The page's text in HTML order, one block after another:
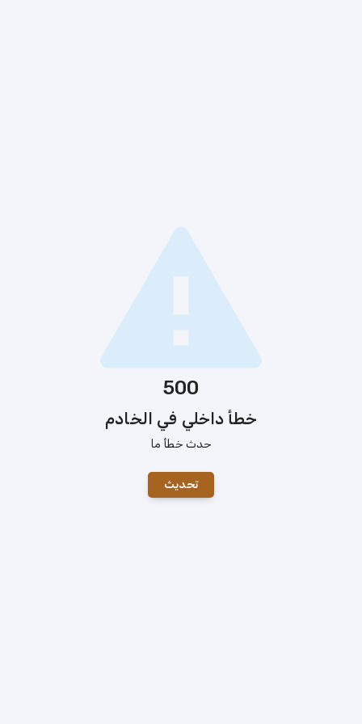
500
خطأ داخلي في الخادم
حدث خطأ ما
تحديث